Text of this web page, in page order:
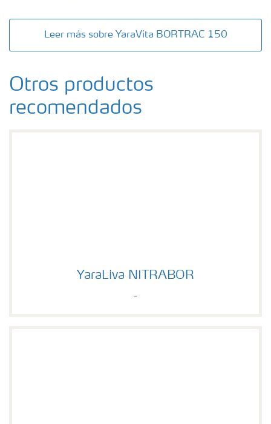
Leer más sobre YaraVita BORTRAC 150
Otros productos
recomendados
YaraLiva NITRABOR
-